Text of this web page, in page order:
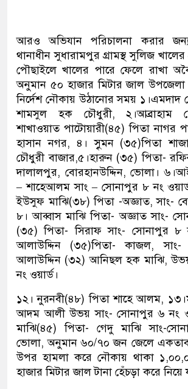
আরও অভিযান পরিচালনা করার জন্য
থানাধীন সুধারামপুর গ্রামস্থ সুলিজ
পৌছাইলে খালের পারে ফেলে রাখা
অনুমান ৫০ হাজার মিটার জাল উপজেলা
নির্দেশ নৌকায় উঠানোর সময় ১।এমদাদ
শামসুল হক চৌধুরী, ২।আব্রাহাম
শাখাওয়াত পাটোয়ারী(৪৫) পিতা নাগর
হাসান নগর, ৪। সুৃমন (৩৫)পিতা
চৌধুরী বাজার,৫।হারুন (৩৫) পিতা-
দালালপুর, বোরহানউদ্দিন, ভোলা।
– শাহেআলম সাং – সোনাপুর ৮ নং
ইউসুফ মাঝি(৩৮) পিতা -অজ্ঞাত, সাং-
৮। আব্বাস মাঝি পিতা- অজ্ঞাত সাং-
(৩৫) পিতা- সিরাফ সাং- সোনাপুর ৮
আলাউদ্দিন (৩৫)পিতা- কাজল,
আলাউদ্দিন (৩২) আনিছল হক মাঝি,
নং ওয়ার্ড।
১২। নুরনবী(৪৮) পিতা শাহে আলম,
আদম আলী উভয় সাং- সোনাপুর ৬ নং
মাঝি(৪৫) পিতা- গেদু মাঝি সাং-
ভোলা, অনুমান ৬০/৭০ জন জেলে
উপর হামলা করে নৌকায় থাকা
হাজার মিটার জাল টানা হেঁচড়া করে নিয়ে